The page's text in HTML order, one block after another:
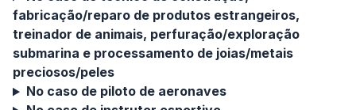
fabricação/reparo de produtos estrangeiros,
treinador de animais, perfuração/exploração
submarina e processamento de joias/metais
preciosos/peles
No caso de piloto de aeronaves